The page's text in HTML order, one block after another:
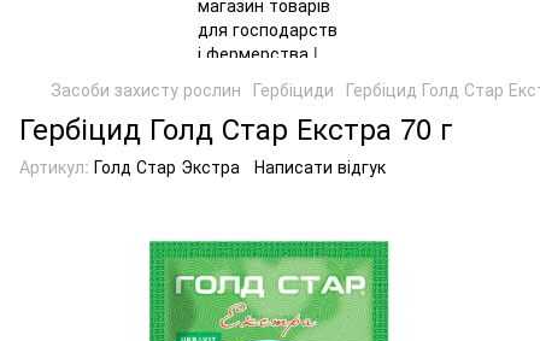
Засоби захисту рослин Гербіциди Гербіцид Голд Стар
Гербіцид Голд Стар Екстра 70 г
Артикул: Голд Стар Экстра Написати відгук